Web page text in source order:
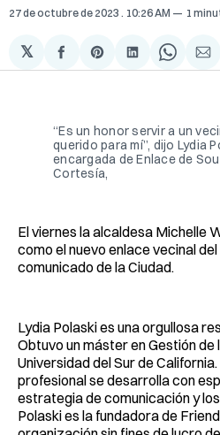
27 de octubre de 2023 . 10:26 AM 1
𝕏
Compartir
en
Share
on
Compartir
en
Share
on
“Es un honor servir a un
querido para mí”, dijo Lydia
encargada de Enlace de
Cortesía,
El viernes la alcaldesa Michelle
como el nuevo enlace vecinal
comunicado de la Ciudad.
Lydia Polaski es una orgullosa
Obtuvo un máster en Gestión de
Universidad del Sur de
profesional se desarrolla con
estrategia de comunicación y
Polaski es la fundadora de